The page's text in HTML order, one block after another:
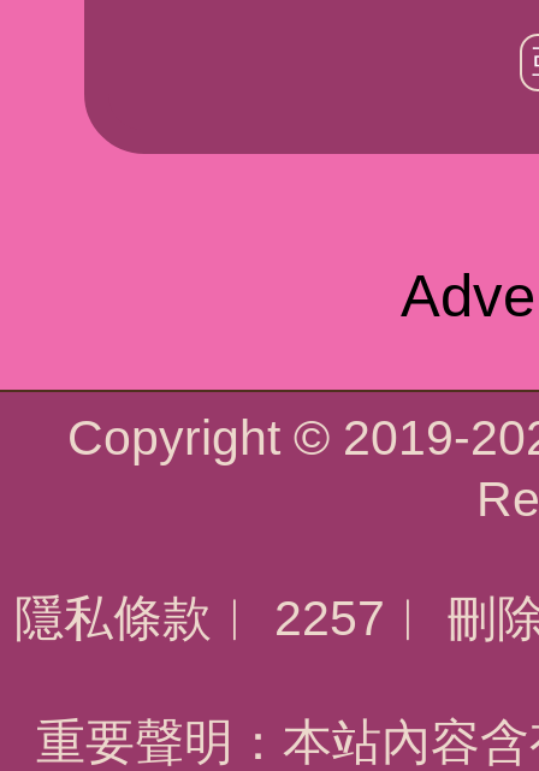
Copyright © 2019-
隱私條款 ︱ 2257 ︱ 刪
重要聲明：本站內容